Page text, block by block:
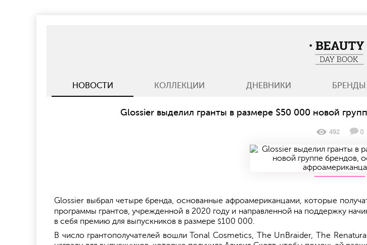
НОВОСТИ КОЛЛЕКЦИИ ДНЕВНИКИ БРЕНДЫ
Glossier выделил гранты в размере $50 000 новой
492 0
Glossier выбрал четыре бренда, основанные афроамериканцами, которые
программы грантов, учрежденной в 2020 году и направленной на поддержку
в себя премию для выпускников в размере $100 000.
В число грантополучателей вошли Tonal Cosmetics, The UnBraider, The